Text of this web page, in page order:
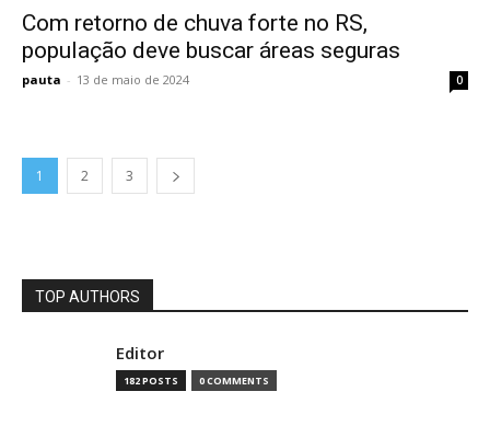
Com retorno de chuva forte no RS,
população deve buscar áreas seguras
pauta - 13 de maio de 2024 0
1 2 3
TOP AUTHORS
Editor
182 POSTS 0 COMMENTS